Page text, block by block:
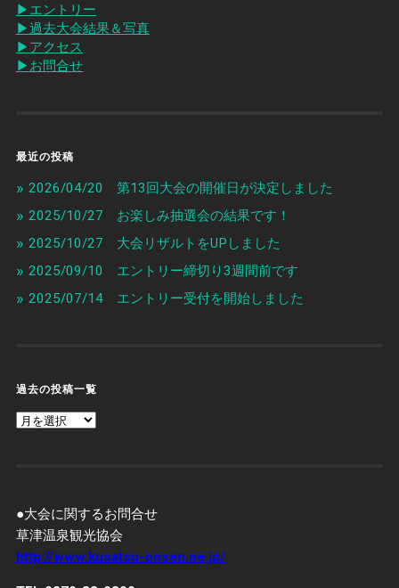
▶︎エントリー
▶︎過去大会結果＆写真
▶︎アクセス
▶︎お問合せ
最近の投稿
2026/04/20 第13回大会の開催日が決定しました
2025/10/27 お楽しみ抽選会の結果です！
2025/10/27 大会リザルトをUPしました
2025/09/10 エントリー締切り3週間前です
2025/07/14 エントリー受付を開始しました
過去の投稿一覧
過
去
●大会に関するお問合せ
草津温泉観光協会
http://www.kusatsu-onsen.ne.jp/